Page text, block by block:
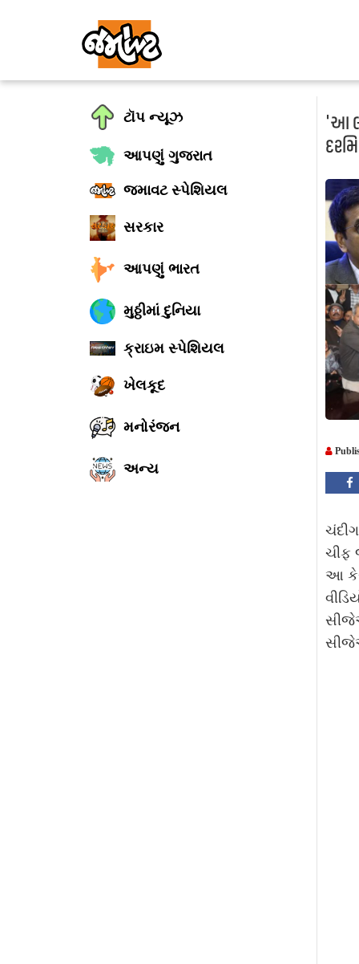
ટૉપ ન્યૂઝ
આપણું ગુજરાત
જમાવટ સ્પેશિયલ
સરકાર
આપણું ભારત
મુઠ્ઠીમાં દુનિયા
ક્રાઇમ સ્પેશિયલ
ખેલકૂદ
મનોરંજન
અન્ય
'આ
ચીફ
આ